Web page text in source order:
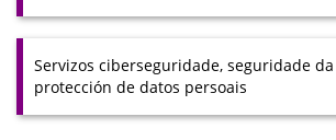
Servizos ciberseguridade, seguridade
protección de datos persoais